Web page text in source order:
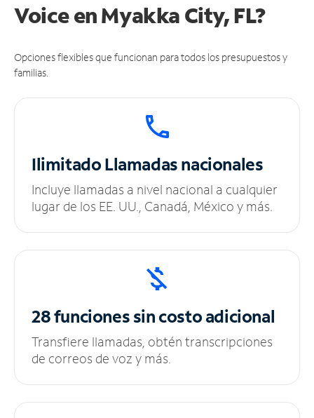
Voice en Myakka City, FL?
Opciones flexibles que funcionan para todos los presupuestos y
familias.
IlimitadoLlamadas nacionales
Incluye llamadas a nivel nacional a cualquier
lugar de los EE. UU., Canadá, México y más.
28 funciones sincosto adicional
Transfiere llamadas, obtén transcripciones
de correos de voz y más.